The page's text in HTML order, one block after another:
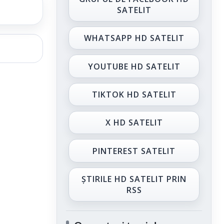
SATELIT
WHATSAPP HD SATELIT
YOUTUBE HD SATELIT
TIKTOK HD SATELIT
X HD SATELIT
PINTEREST SATELIT
ȘTIRILE HD SATELIT PRIN
RSS